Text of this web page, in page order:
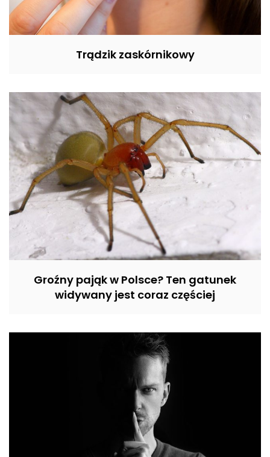
Trądzik zaskórnikowy
Groźny pająk w Polsce? Ten gatunek
widywany jest coraz częściej